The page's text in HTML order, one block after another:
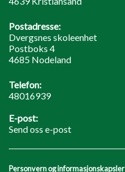
Postadresse:
Dvergsnes skoleenhet
Postboks 4
4685 Nodeland
Telefon:
48016939
E-post:
Send oss e-post
Personvern og informasjonskapsler